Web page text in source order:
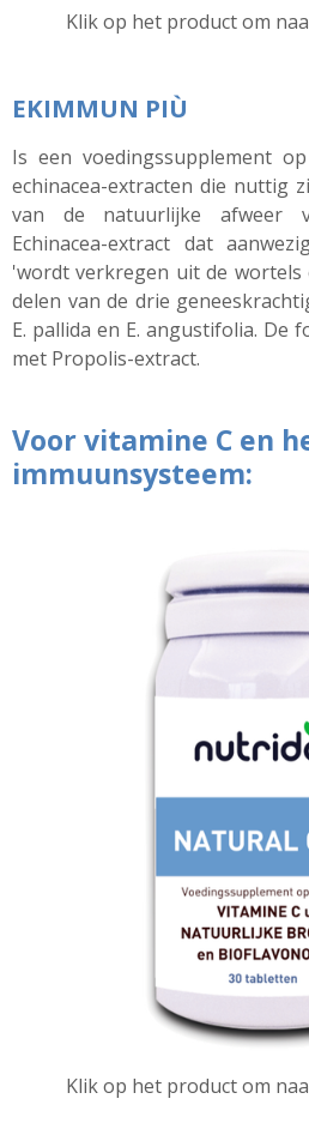
Klik op het product om
EKIMMUN PIÙ
Is een voedingssupplement
echinacea-extracten die nuttig
van de natuurlijke afweer
Echinacea-extract dat
'wordt verkregen uit de wortels
delen van de drie
E. pallida en E. angustifolia. De
met Propolis-extract.
Voor vitamine C en
immuunsysteem:
Klik op het product om